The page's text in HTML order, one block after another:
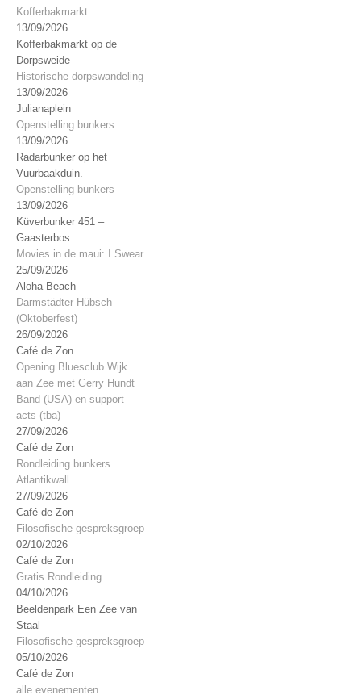
Kofferbakmarkt
13/09/2026
Kofferbakmarkt op de
Dorpsweide
Historische dorpswandeling
13/09/2026
Julianaplein
Openstelling bunkers
13/09/2026
Radarbunker op het
Vuurbaakduin.
Openstelling bunkers
13/09/2026
Küverbunker 451 –
Gaasterbos
Movies in de maui: I Swear
25/09/2026
Aloha Beach
Darmstädter Hübsch
(Oktoberfest)
26/09/2026
Café de Zon
Opening Bluesclub Wijk
aan Zee met Gerry Hundt
Band (USA) en support
acts (tba)
27/09/2026
Café de Zon
Rondleiding bunkers
Atlantikwall
27/09/2026
Café de Zon
Filosofische gespreksgroep
02/10/2026
Café de Zon
Gratis Rondleiding
04/10/2026
Beeldenpark Een Zee van
Staal
Filosofische gespreksgroep
05/10/2026
Café de Zon
alle evenementen